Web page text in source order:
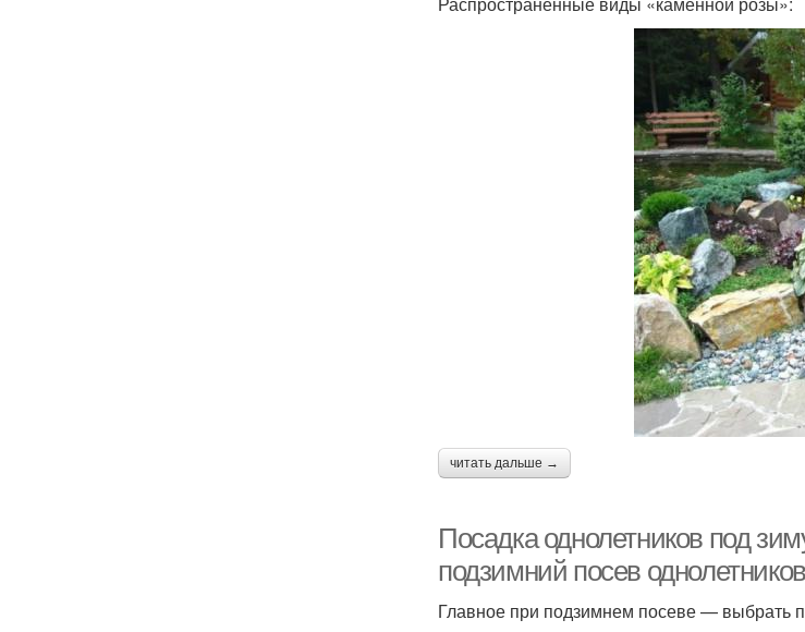
читать дальше →
Посадка однолетников под
подзимний посев однолетников
Главное при подзимнем посеве — выбрать